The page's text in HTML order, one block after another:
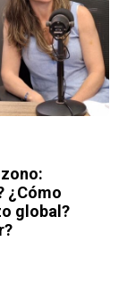
¿Cómo
global?